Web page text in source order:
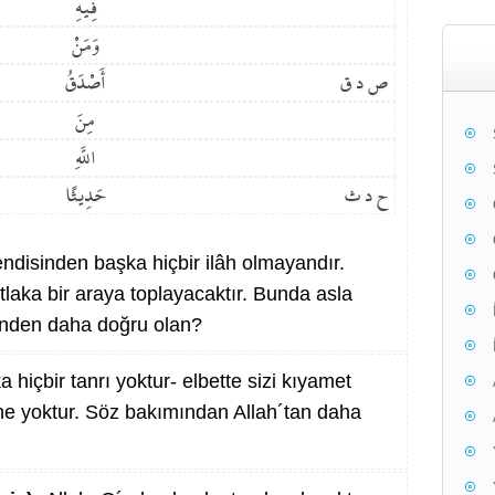
وَمَنْ
ص د ق
أَصْدَقُ
مِنَ
اللَّهِ
ح د ث
حَدِيثًا
başka hiçbir ilâh olmayandır.
bir araya toplayacaktır. Bunda asla
daha doğru olan?
hiçbir tanrı yoktur- elbette sizi kıyamet
yoktur. Söz bakımından Allah´tan daha